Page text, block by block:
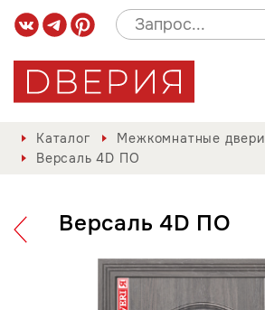
Каталог
Межкомнатные двери
Версаль 4D ПО
Версаль 4D ПО